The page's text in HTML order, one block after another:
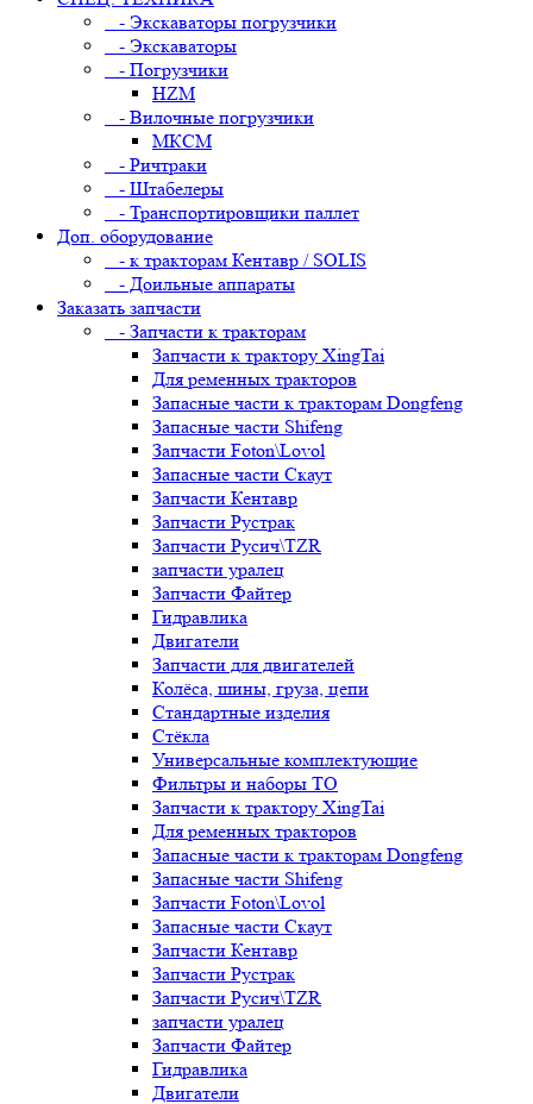
- Экскаваторы погрузчики
- Экскаваторы
- Погрузчики
HZM
- Вилочные погрузчики
МКСМ
- Ричтраки
- Штабелеры
- Транспортировщики паллет
Доп. оборудование
- к тракторам Кентавр / SOLIS
- Доильные аппараты
Заказать запчасти
- Запчасти к тракторам
Запчасти к трактору XingTai
Для ременных тракторов
Запасные части к тракторам Dongfeng
Запасные части Shifeng
Запчасти Foton\Lovol
Запасные части Скаут
Запчасти Кентавр
Запчасти Рустрак
Запчасти Русич\TZR
запчасти уралец
Запчасти Файтер
Гидравлика
Двигатели
Запчасти для двигателей
Колёса, шины, груза, цепи
Стандартные изделия
Стёкла
Универсальные комплектующие
Фильтры и наборы ТО
Запчасти к трактору XingTai
Для ременных тракторов
Запасные части к тракторам Dongfeng
Запасные части Shifeng
Запчасти Foton\Lovol
Запасные части Скаут
Запчасти Кентавр
Запчасти Рустрак
Запчасти Русич\TZR
запчасти уралец
Запчасти Файтер
Гидравлика
Двигатели